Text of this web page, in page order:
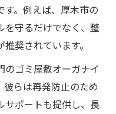
。例えば、厚木市の
を守るだけでなく、整
奨されています。
のゴミ屋敷オーガナイ
らは再発防止のため
サポートも提供し、長